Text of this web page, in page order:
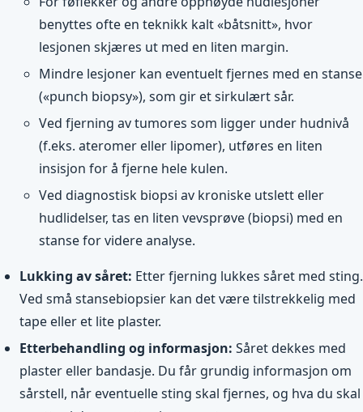
benyttes ofte en teknikk kalt «båtsnitt», hvor
lesjonen skjæres ut med en liten margin.
Mindre lesjoner kan eventuelt fjernes med en stanse
(«punch biopsy»), som gir et sirkulært sår.
Ved fjerning av tumores som ligger under hudnivå
(f.eks. ateromer eller lipomer), utføres en liten
insisjon for å fjerne hele kulen.
Ved diagnostisk biopsi av kroniske utslett eller
hudlidelser, tas en liten vevsprøve (biopsi) med en
stanse for videre analyse.
Lukking av såret: Etter fjerning lukkes såret med sting.
Ved små stansebiopsier kan det være tilstrekkelig med
tape eller et lite plaster.
Etterbehandling og informasjon: Såret dekkes med
plaster eller bandasje. Du får grundig informasjon om
sårstell, når eventuelle sting skal fjernes, og hva du skal